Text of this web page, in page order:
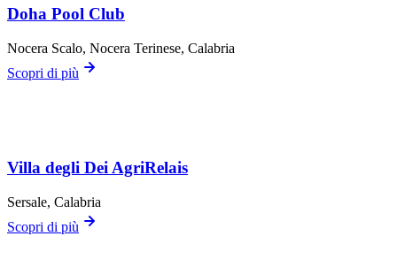
Doha Pool Club
Nocera Scalo, Nocera Terinese, Calabria
Scopri di più
Villa degli Dei AgriRelais
Sersale, Calabria
Scopri di più